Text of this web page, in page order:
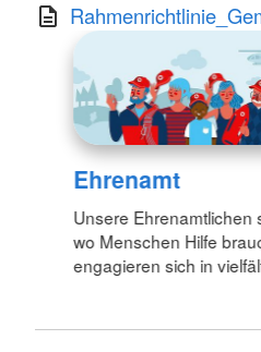
Ehrenamt
Unsere Ehrenamtlichen
wo Menschen Hilfe
engagieren sich in